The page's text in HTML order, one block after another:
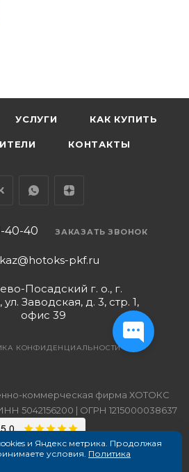
УСЛУГИ КАК КУПИТЬ
КОНТАКТЫ
40-40 ЗАКАЗАТЬ ЗВОНОК
pkf.ru
Посадский г. о., г.
Заводская, д. 3, стр. 1,
офис 39
КОНФИДЕНЦИАЛЬНОСТИ
коммерческая фирма ХОТОКС
5042156200 | ОГРН 1215000038637
и Яндекс метрика. Продолжая
условия. Политика